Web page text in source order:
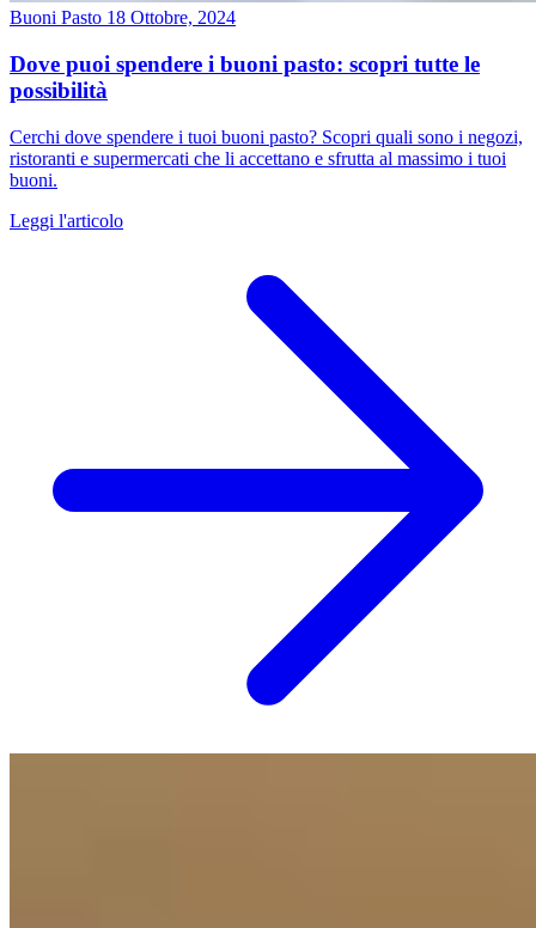
Buoni Pasto 18 Ottobre, 2024
Dove puoi spendere i buoni pasto: scopri tutte le
possibilità
Cerchi dove spendere i tuoi buoni pasto? Scopri quali sono i negozi,
ristoranti e supermercati che li accettano e sfrutta al massimo i tuoi
buoni.
Leggi l'articolo